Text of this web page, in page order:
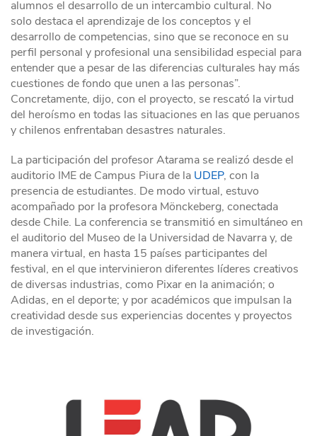
alumnos el desarrollo de un intercambio cultural. No
solo destaca el aprendizaje de los conceptos y el
desarrollo de competencias, sino que se reconoce en su
perfil personal y profesional una sensibilidad especial para
entender que a pesar de las diferencias culturales hay más
cuestiones de fondo que unen a las personas”.
Concretamente, dijo, con el proyecto, se rescató la virtud
del heroísmo en todas las situaciones en las que peruanos
y chilenos enfrentaban desastres naturales.
La participación del profesor Atarama se realizó desde el
auditorio IME de Campus Piura de la UDEP, con la
presencia de estudiantes. De modo virtual, estuvo
acompañado por la profesora Mönckeberg, conectada
desde Chile. La conferencia se transmitió en simultáneo en
el auditorio del Museo de la Universidad de Navarra y, de
manera virtual, en hasta 15 países participantes del
festival, en el que intervinieron diferentes líderes creativos
de diversas industrias, como Pixar en la animación; o
Adidas, en el deporte; y por académicos que impulsan la
creatividad desde sus experiencias docentes y proyectos
de investigación.